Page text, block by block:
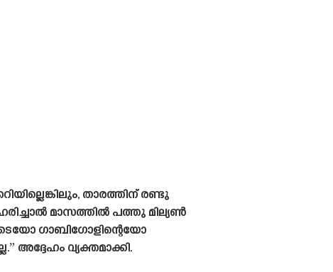
താരത്തിന് രണ്ടു
മാസത്തിൽ പത്തു മില്യൺ
ഗാബിഗോളിന്റെയോ
അദ്ദേഹം വ്യക്തമാക്കി.